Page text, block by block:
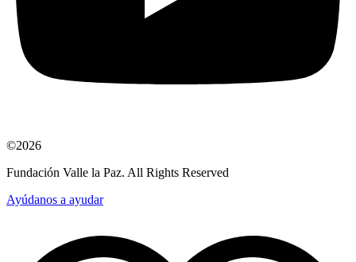
©2026
Fundación Valle la Paz. All Rights Reserved
Ayúdanos a ayudar